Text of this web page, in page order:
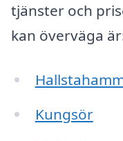
tjänster och
kan överväga
Kungsör